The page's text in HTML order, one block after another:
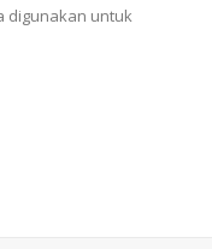
digunakan untuk